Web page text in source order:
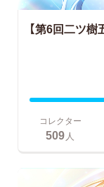
【第6回二ツ樹
コレクター
509 人